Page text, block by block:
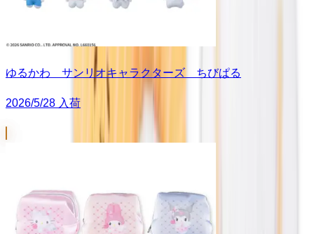
ゆるかわ サンリオキャラクターズ ちびぱる
2026/5/28 入荷